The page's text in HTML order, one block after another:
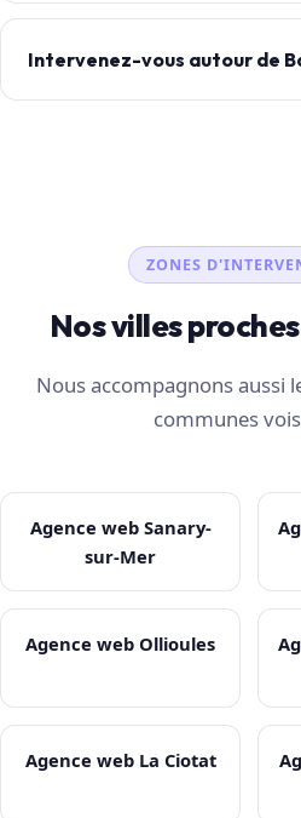
Intervenez-vous autour de
ZONES
Nos villes
Nous accompagnons aussi
communes
Agence web Sanary-
sur-Mer
Agence web Ollioules
Agence web La Ciotat